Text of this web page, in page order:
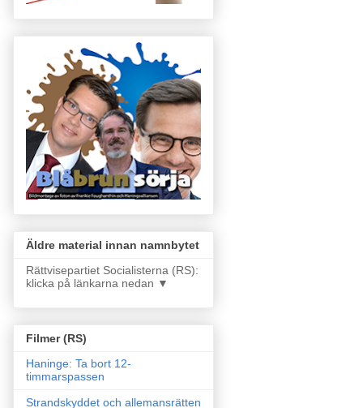
Äldre material innan namnbytet
Rättvisepartiet Socialisterna (RS):
klicka på länkarna nedan ▼
Filmer (RS)
Haninge: Ta bort 12-
timmarspassen
Strandskyddet och allemansrätten